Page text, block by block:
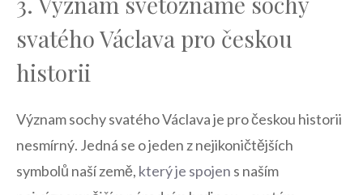
svatého ⁣Václava pro českou
historii
Význam sochy ‍svatého​ Václava je pro ‌českou historii
nesmírný. Jedná se o jeden z nejikoničtějších
symbolů naší⁣ země, který⁣ je ‌spojen s naším